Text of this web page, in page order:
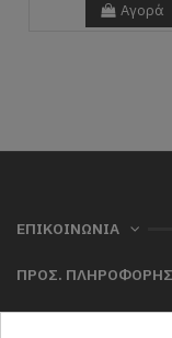
Αγορά
ΕΠΙΚΟΙΝΩΝΙΑ
ΠΡΟΣ.